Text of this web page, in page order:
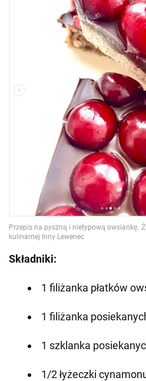
Składniki:
1 filiżanka płatków
1 filiżanka
1 szklanka
1/2 łyżeczki